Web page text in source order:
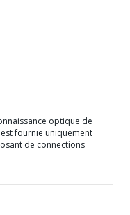
optique de
fournie uniquement
de connections